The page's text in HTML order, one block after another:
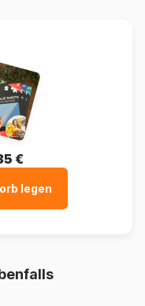
€
legen